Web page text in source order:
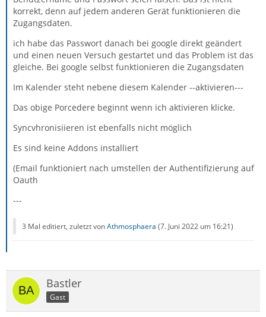
korrekt, denn auf jedem anderen Gerät funktionieren die
Zugangsdaten.
ich habe das Passwort danach bei google direkt geändert
und einen neuen Versuch gestartet und das Problem ist das
gleiche. Bei google selbst funktionieren die Zugangsdaten
Im Kalender steht nebene diesem Kalender --aktivieren---
Das obige Porcedere beginnt wenn ich aktivieren klicke.
Syncvhronisiieren ist ebenfalls nicht möglich
Es sind keine Addons installiert
(Email funktioniert nach umstellen der Authentifizierung auf
Oauth
---
3 Mal editiert, zuletzt vonAthmosphaera (7. Juni 2022 um 16:21)
Bastler
Gast